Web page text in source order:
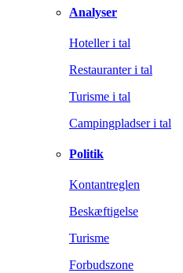
Analyser
Hoteller i tal
Restauranter i tal
Turisme i tal
Campingpladser i tal
Politik
Kontantreglen
Beskæftigelse
Turisme
Forbudszone